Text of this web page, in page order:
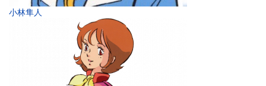
小林隼人